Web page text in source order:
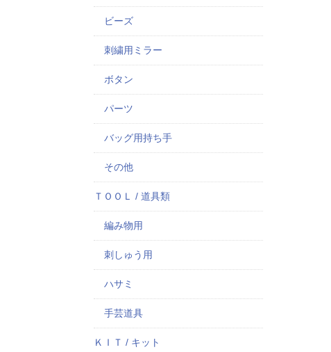
ビーズ
刺繍用ミラー
ボタン
パーツ
バッグ用持ち手
その他
ＴＯＯＬ / 道具類
編み物用
刺しゅう用
ハサミ
手芸道具
ＫＩＴ / キット